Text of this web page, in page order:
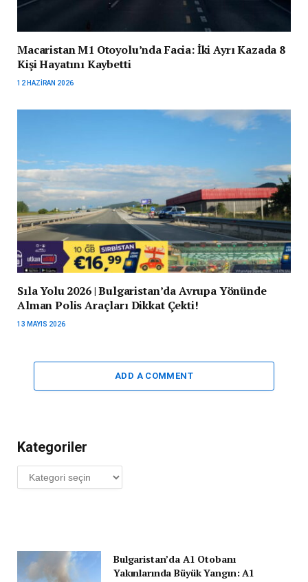
Macaristan M1 Otoyolu’nda Facia: İki Ayrı Kazada 8
Kişi Hayatını Kaybetti
12 HAZIRAN 2026
Sıla Yolu 2026 | Bulgaristan’da Avrupa Yönünde
Alman Polis Araçları Dikkat Çekti!
13 MAYIS 2026
ADD A COMMENT
Kategoriler
Kategoriler
Bulgaristan’da A1 Otobanı
Yakınlarında Büyük Yangın: A1